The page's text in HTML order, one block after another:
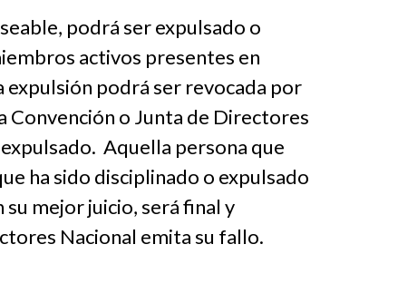
podrá ser expulsado o
activos presentes en
podrá ser revocada por
Convención o Junta de Directores
Aquella persona que
ha sido disciplinado o expulsado
mejor juicio, será final y
Nacional emita su fallo.